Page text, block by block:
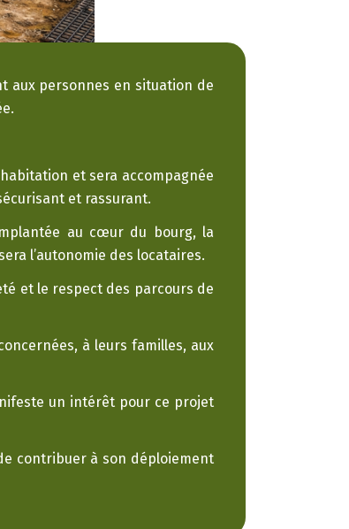
aux personnes en situation de
et sera accompagnée
et rassurant.
au cœur du bourg, la
l’autonomie des locataires.
et le respect des parcours de
à leurs familles, aux
un intérêt pour ce projet
contribuer à son déploiement